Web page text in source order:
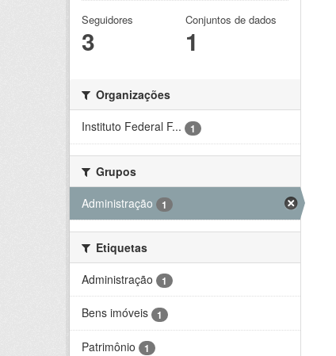
Seguidores
3
Conjuntos de dados
1
Organizações
Instituto Federal F...
1
Grupos
Administração
1
Etiquetas
Administração
1
Bens imóveis 1
Patrimônio 1